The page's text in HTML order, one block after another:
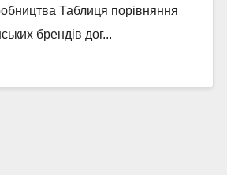
Таблиця порівняння
брендів дог...